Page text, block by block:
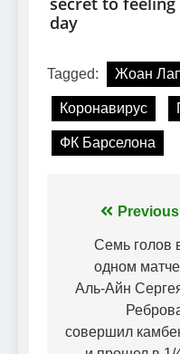
Tagged: Жоан
Коронавирус
ФК Барселона
Навігація
записів
Семь голов
одном
Аль-Айн
совершил